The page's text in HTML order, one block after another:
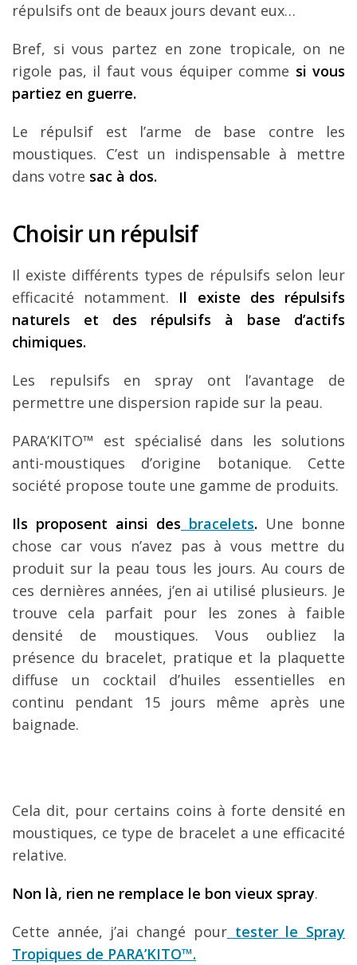
répulsifs ont de beaux jours devant eux…
Bref, si vous partez en zone tropicale, on ne
rigole pas, il faut vous équiper comme si vous
partiez en guerre.
Le répulsif est l’arme de base contre les
moustiques. C’est un indispensable à mettre
dans votre sac à dos.
Choisir un répulsif
Il existe différents types de répulsifs selon leur
efficacité notamment. Il existe des répulsifs
naturels et des répulsifs à base d’actifs
chimiques.
Les repulsifs en spray ont l’avantage de
permettre une dispersion rapide sur la peau.
PARA’KITO™ est spécialisé dans les solutions
anti-moustiques d’origine botanique. Cette
société propose toute une gamme de produits.
Ils proposent ainsi des bracelets. Une bonne
chose car vous n’avez pas à vous mettre du
produit sur la peau tous les jours. Au cours de
ces dernières années, j’en ai utilisé plusieurs. Je
trouve cela parfait pour les zones à faible
densité de moustiques. Vous oubliez la
présence du bracelet, pratique et la plaquette
diffuse un cocktail d’huiles essentielles en
continu pendant 15 jours même après une
baignade.
Cela dit, pour certains coins à forte densité en
moustiques, ce type de bracelet a une efficacité
relative.
Non là, rien ne remplace le bon vieux spray.
Cette année, j’ai changé pourtester le Spray
Tropiques de PARA’KITO™.